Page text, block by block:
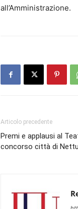
all’Amministrazione.
Articolo precedente
Premi e applausi al
concorso città di